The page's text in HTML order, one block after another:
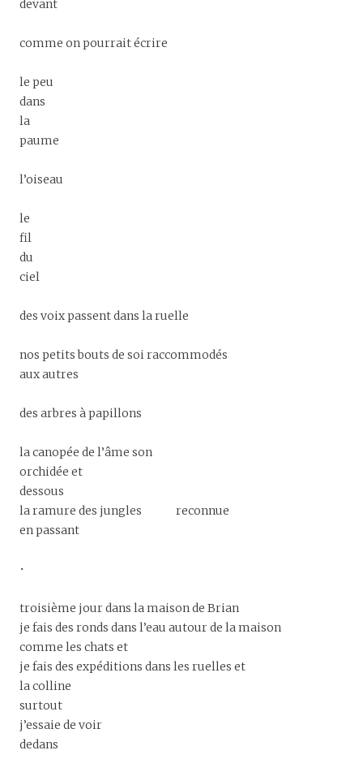
devant
comme on pourrait écrire
le peu
dans
la
paume
l’oiseau
le
fil
du
ciel
des voix passent dans la ruelle
nos petits bouts de soi raccommodés
aux autres
des arbres à papillons
la canopée de l’âme son
orchidée et
dessous
la ramure des jungles reconnue
en passant
•
troisième jour dans la maison de Brian
je fais des ronds dans l’eau autour de la maison
comme les chats et
je fais des expéditions dans les ruelles et
la colline
surtout
j’essaie de voir
dedans